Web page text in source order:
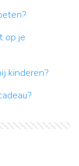
op je
kinderen?